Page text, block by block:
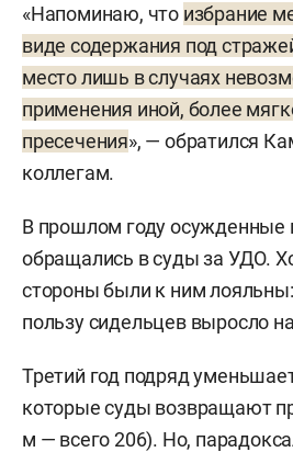
«Напоминаю, что избрание
виде содержания под
место лишь в случаях
применения иной, более
пресечения», — обратился
коллегам.
В прошлом году осужденные
обращались в суды за УДО.
стороны были к ним
пользу сидельцев выросло
Третий год подряд
которые суды возвращают
м — всего 206). Но,